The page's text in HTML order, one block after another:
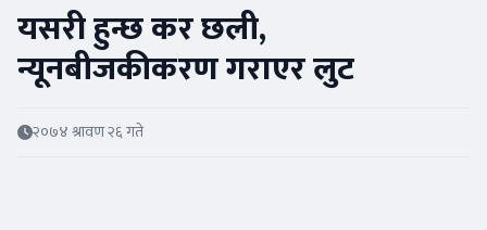
यसरी हुन्छ कर छली,
न्यूनबीजकीकरण गराएर लुट
२०७४ श्रावण २६ गते